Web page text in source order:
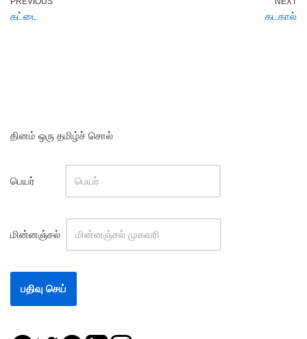
கட்டை கடகால்
தினம் ஒரு தமிழ்ச் சொல்
பெயர்
மின்னஞ்சல்